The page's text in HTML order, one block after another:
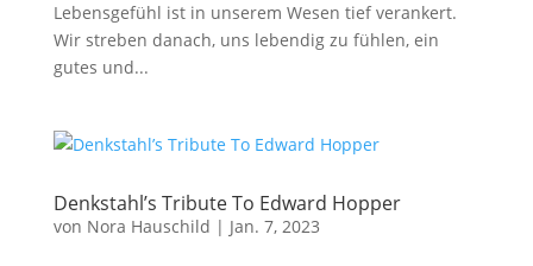
Lebensgefühl ist in unserem Wesen tief verankert.
Wir streben danach, uns lebendig zu fühlen, ein
gutes und...
Denkstahl’s Tribute To Edward Hopper
von Nora Hauschild | Jan. 7, 2023